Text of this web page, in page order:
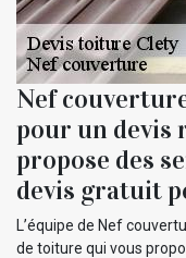
Nef
pour un devis
propose des
devis gratuit
L’équipe de Nef
de toiture qui vous